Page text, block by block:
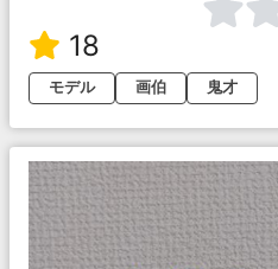
18
モデル
画伯 鬼才